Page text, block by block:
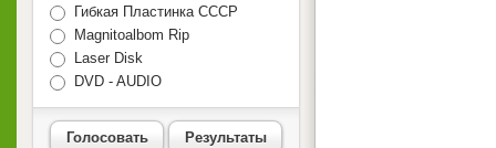
Гибкая Пластинка СССР
Magnitoalbom Rip
Laser Disk
DVD - AUDIO
Голосовать Результаты